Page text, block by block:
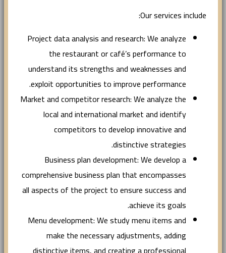
Our services include:
Project data analysis and research: We analyze
the restaurant or café’s performance to
understand its strengths and weaknesses and
exploit opportunities to improve performance.
Market and competitor research: We analyze the
local and international market and identify
competitors to develop innovative and
distinctive strategies.
Business plan development: We develop a
comprehensive business plan that encompasses
all aspects of the project to ensure success and
achieve its goals.
Menu development: We study menu items and
make the necessary adjustments, adding